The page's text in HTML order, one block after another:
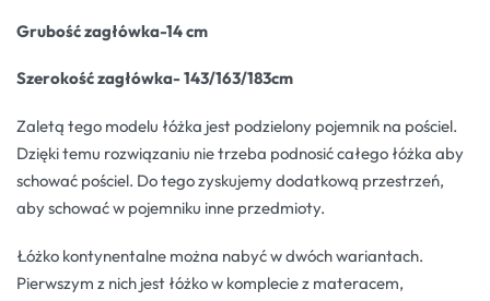
Grubość zagłówka-14 cm
Szerokość zagłówka- 143/163/183cm
Zaletą tego modelu łóżka jest podzielony pojemnik na pościel.
Dzięki temu rozwiązaniu nie trzeba podnosić całego łóżka aby
schować pościel. Do tego zyskujemy dodatkową przestrzeń,
aby schować w pojemniku inne przedmioty.
Łóżko kontynentalne można nabyć w dwóch wariantach.
Pierwszym z nich jest łóżko w komplecie z materacem,